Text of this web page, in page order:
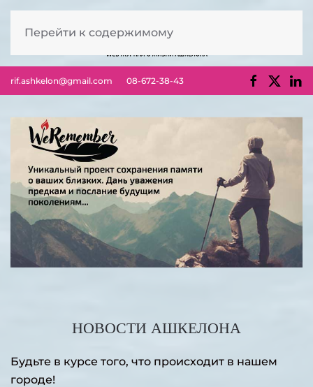
Перейти к содержимому
rif.ashkelon@gmail.com 08-672-38-43
НОВОСТИ АШКЕЛОНА
Будьте в курсе того, что происходит в нашем
городе!